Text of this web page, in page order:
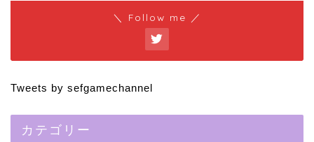
＼ Follow me ／
Tweets by sefgamechannel
カテゴリー